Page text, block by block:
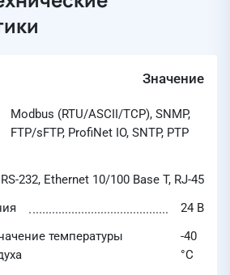
Значение
Modbus (RTU/ASCII/TCP), SNMP,
FTP/sFTP, ProfiNet IO, SNTP, PTP
RS-232, Ethernet 10/100 Base T, RJ-45
24 В
температуры
-40
°C